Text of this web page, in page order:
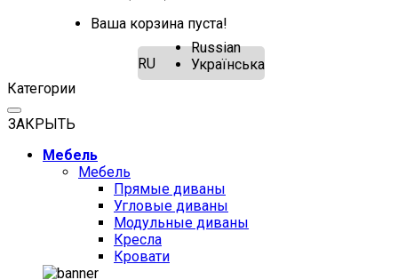
Ваша корзина пуста!
RU
Russian
Українська
Категории
ЗАКРЫТЬ
Мебель
Мебель
Прямые диваны
Угловые диваны
Модульные диваны
Кресла
Кровати